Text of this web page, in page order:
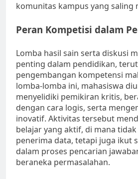
komunitas kampus yang saling
Peran Kompetisi dalam
Lomba hasil sain serta diskusi
penting dalam pendidikan,
pengembangan kompetensi
lomba-lomba ini, mahasiswa
menyelidiki pemikiran kritis,
dengan cara logis, serta
inovatif. Aktivitas tersebut
belajar yang aktif, di mana
penerima data, tetapi juga ikut
dalam proses pencarian
beraneka permasalahan.